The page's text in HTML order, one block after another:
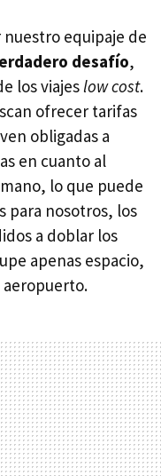
nuestro equipaje de
desafío,
los viajeslow cost.
ofrecer tarifas
obligadas a
en cuanto al
lo que puede
para nosotros, los
a doblar los
apenas espacio,
aeropuerto.